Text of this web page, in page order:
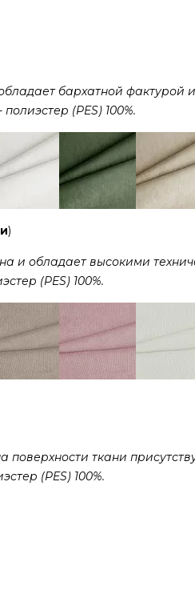
бархатной фактурой и
(PES) 100%.
)
и обладает высокими
(PES) 100%.
поверхности ткани
(PES) 100%.